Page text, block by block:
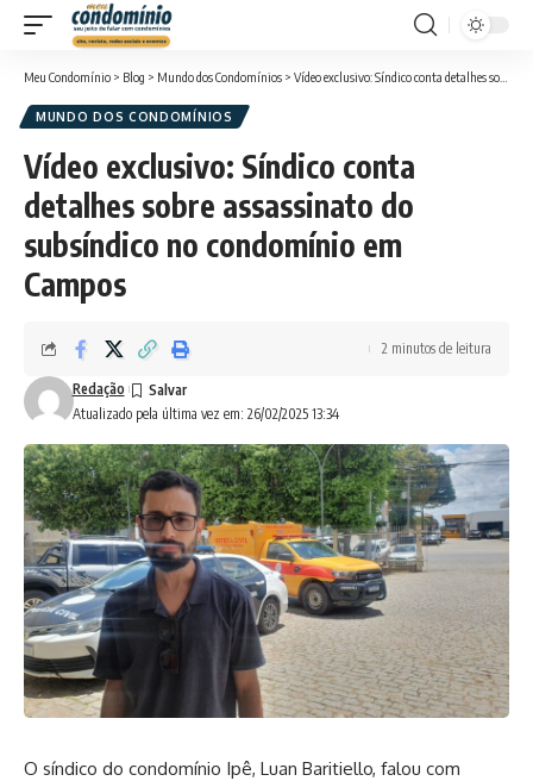
Meu Condomínio > Blog > Mundo dos Condomínios > Vídeo exclusivo: Síndico conta detalhes sobre assassinato do subsíndico no condomínio em Campos
MUNDO DOS CONDOMÍNIOS
Vídeo exclusivo: Síndico conta
detalhes sobre assassinato do
subsíndico no condomínio em
Campos
Atualizado pela última vez em: 26/02/2025 13:34
Redação
2 minutos de leitura
O síndico do condomínio Ipê, Luan Baritiello, falou com